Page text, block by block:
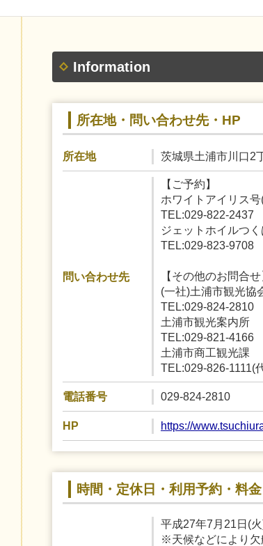
Information
所在地・問い合わせ先・HP
所在地 茨城県土浦市川口2
問い合わせ先
【ご予約】
ホワイトアイリス
TEL:029-822-2437
ジェットホイルつ
TEL:029-823-9708
【その他のお問合せ
(一社)土浦市観光協
TEL:029-824-2810
土浦市観光案内所
TEL:029-821-4166
土浦市商工観光課
TEL:029-826-1111(
電話番号 029-824-2810
HP https://
時間・定休日・利用予約・料金
平成27年7月21日(
※天候などにより欠